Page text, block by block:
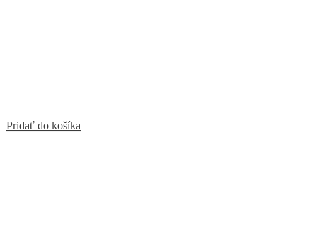
Pridať do košíka